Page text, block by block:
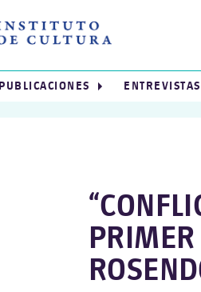
PUBLICACIONES ENTREVISTAS
PRIMER